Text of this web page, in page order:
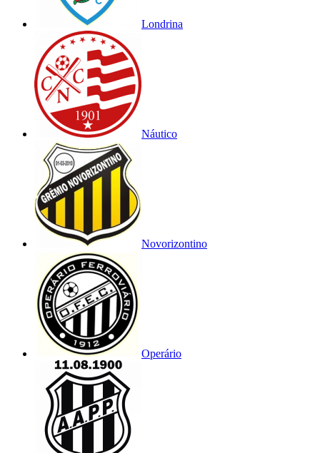
Londrina
Náutico
Novorizontino
Operário